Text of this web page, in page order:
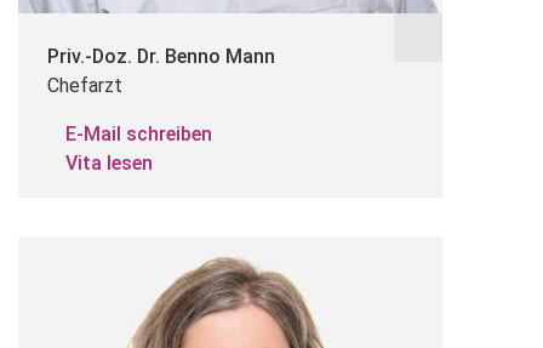
Priv.-Doz. Dr. Benno Mann
Chefarzt
E-Mail schreiben
Vita lesen